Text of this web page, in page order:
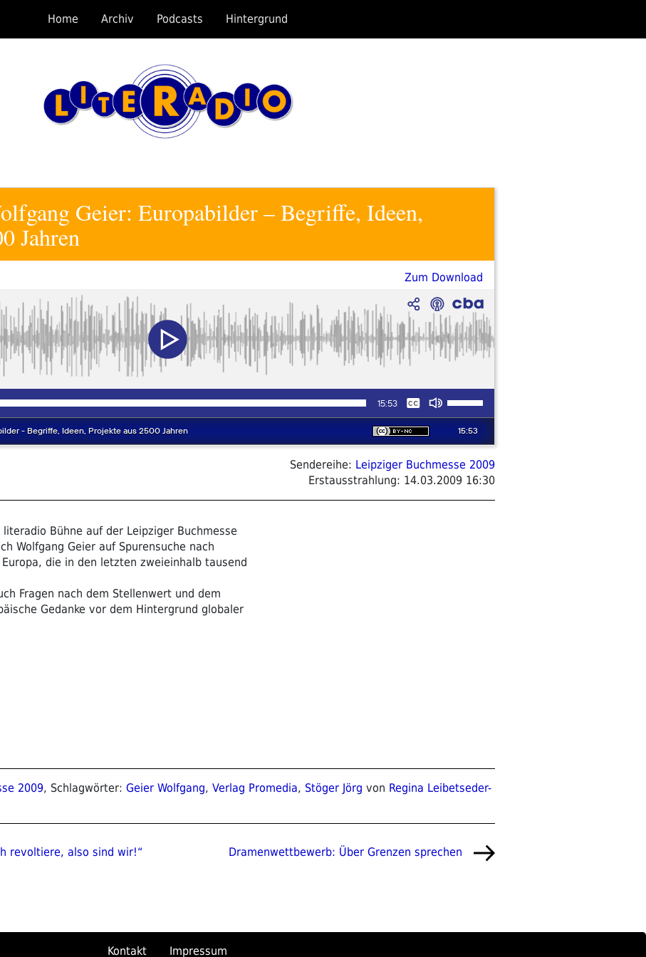
Home Archiv Podcasts Hintergrund
Geier: Europabilder – Begriffe, Ideen,
Jahren
Zum Download
Sendereihe: Leipziger Buchmesse 2009
Erstausstrahlung: 14.03.2009 16:30
Bühne auf der Leipziger Buchmesse
Wolfgang Geier auf Spurensuche nach
die in den letzten zweieinhalb tausend
Fragen nach dem Stellenwert und dem
Gedanke vor dem Hintergrund globaler
2009, Schlagwörter: Geier Wolfgang, Verlag Promedia, Stöger Jörg von Regina Leibetseder-
revoltiere, also sind wir!“
Beitrag
Dramenwettbewerb: Über Grenzen sprechen
Kontakt Impressum